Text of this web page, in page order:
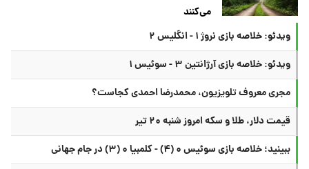
می‌کنند
ویدئو: خلاصه بازی نروژ ۱ - انگلیس ۲
ویدئو: خلاصه بازی آرژانتین ۳ - سوئیس ۱
مجری معروف تلویزیون، محمدرضا احمدی کجاست؟
قیمت دلار، طلا و سکه امروز شنبه ۲۰ تیر
ببینید؛ خلاصه بازی سوئیس ۰ (۴) - کلمبیا ۰ (۳) در جام جهانی